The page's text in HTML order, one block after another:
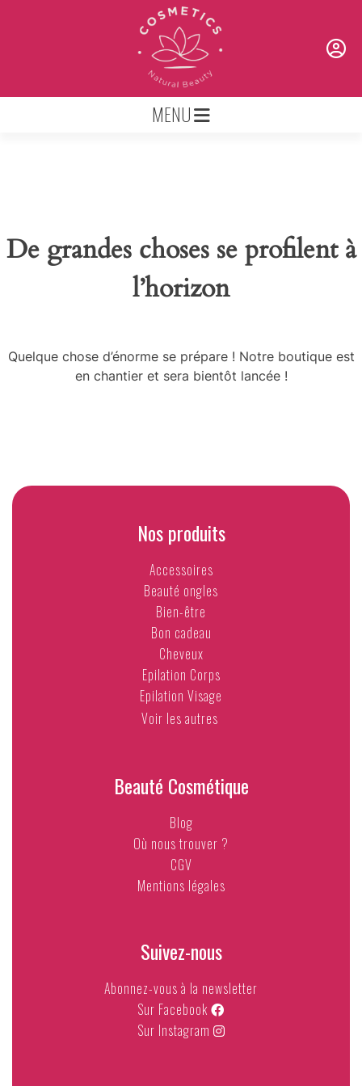
MENU
De grandes choses se profilent à
l’horizon
Quelque chose d’énorme se prépare ! Notre boutique est
en chantier et sera bientôt lancée !
Nos produits
Accessoires
Beauté ongles
Bien-être
Bon cadeau
Cheveux
Epilation Corps
Epilation Visage
Voir les autres
Beauté Cosmétique
Blog
Où nous trouver ?
CGV
Mentions légales
Suivez-nous
Abonnez-vous à la newsletter
Sur Facebook
Sur Instagram